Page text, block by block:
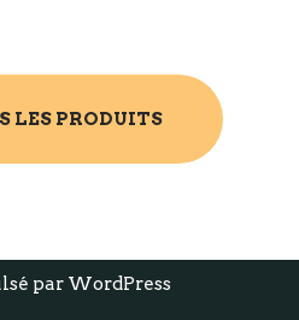
LES PRODUITS
par WordPress